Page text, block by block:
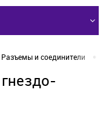
Разъемы и соединители